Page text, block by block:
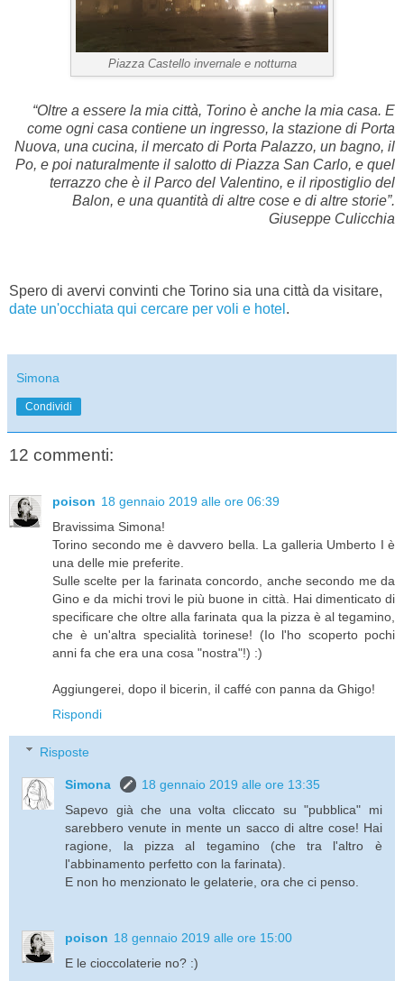
Piazza Castello invernale e notturna
“Oltre a essere la mia città, Torino è anche la mia casa. E
come ogni casa contiene un ingresso, la stazione di Porta
Nuova, una cucina, il mercato di Porta Palazzo, un bagno, il
Po, e poi naturalmente il salotto di Piazza San Carlo, e quel
terrazzo che è il Parco del Valentino, e il ripostiglio del
Balon, e una quantità di altre cose e di altre storie”.
Giuseppe Culicchia
Spero di avervi convinti che Torino sia una città da visitare,
date un'occhiata qui cercare per voli e hotel .
Simona
Condividi
12 commenti:
poison 18 gennaio 2019 alle ore 06:39
Bravissima Simona!
Torino secondo me è davvero bella. La galleria Umberto I è
una delle mie preferite.
Sulle scelte per la farinata concordo, anche secondo me da
Gino e da michi trovi le più buone in città. Hai dimenticato di
specificare che oltre alla farinata qua la pizza è al tegamino,
che è un'altra specialità torinese! (Io l'ho scoperto pochi
anni fa che era una cosa "nostra"!) :)
Aggiungerei, dopo il bicerin, il caffé con panna da Ghigo!
Rispondi
Risposte
Simona
18 gennaio 2019 alle ore 13:35
Sapevo già che una volta cliccato su "pubblica" mi
sarebbero venute in mente un sacco di altre cose! Hai
ragione, la pizza al tegamino (che tra l'altro è
l'abbinamento perfetto con la farinata).
E non ho menzionato le gelaterie, ora che ci penso.
poison 18 gennaio 2019 alle ore 15:00
E le cioccolaterie no? :)